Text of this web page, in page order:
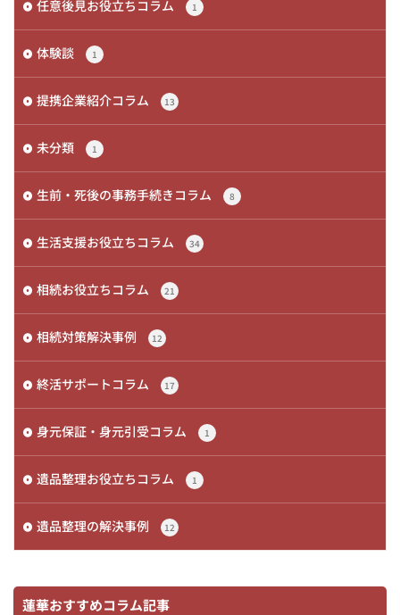
任意後見お役立ちコラム 1
体験談 1
提携企業紹介コラム 13
未分類 1
生前・死後の事務手続きコラム 8
生活支援お役立ちコラム 34
相続お役立ちコラム 21
相続対策解決事例 12
終活サポートコラム 17
身元保証・身元引受コラム 1
遺品整理お役立ちコラム 1
遺品整理の解決事例 12
蓮華おすすめコラム記事